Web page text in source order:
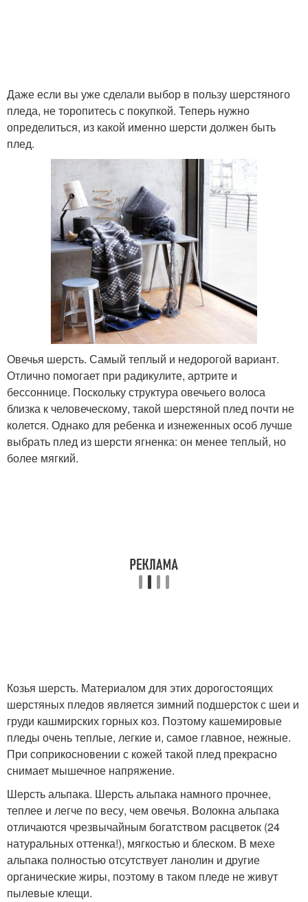
Даже если вы уже сделали выбор в пользу шерстяного
пледа, не торопитесь с покупкой. Теперь нужно
определиться, из какой именно шерсти должен быть
плед.
Овечья шерсть. Самый теплый и недорогой вариант.
Отлично помогает при радикулите, артрите и
бессоннице. Поскольку структура овечьего волоса
близка к человеческому, такой шерстяной плед почти не
колется. Однако для ребенка и изнеженных особ лучше
выбрать плед из шерсти ягненка: он менее теплый, но
более мягкий.
Козья шерсть. Материалом для этих дорогостоящих
шерстяных пледов является зимний подшерсток с шеи и
груди кашмирских горных коз. Поэтому кашемировые
пледы очень теплые, легкие и, самое главное, нежные.
При соприкосновении с кожей такой плед прекрасно
снимает мышечное напряжение.
Шерсть альпака. Шерсть альпака намного прочнее,
теплее и легче по весу, чем овечья. Волокна альпака
отличаются чрезвычайным богатством расцветок (24
натуральных оттенка!), мягкостью и блеском. В мехе
альпака полностью отсутствует ланолин и другие
органические жиры, поэтому в таком пледе не живут
пылевые клещи.